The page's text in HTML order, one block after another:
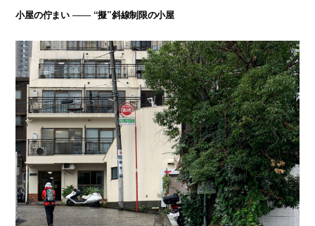
小屋の佇まい ─── “擬”斜線制限の小屋